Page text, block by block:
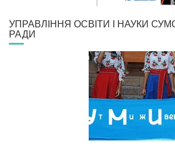
УПРАВЛІННЯ ОСВІТИ І НАУКИ
РАДИ